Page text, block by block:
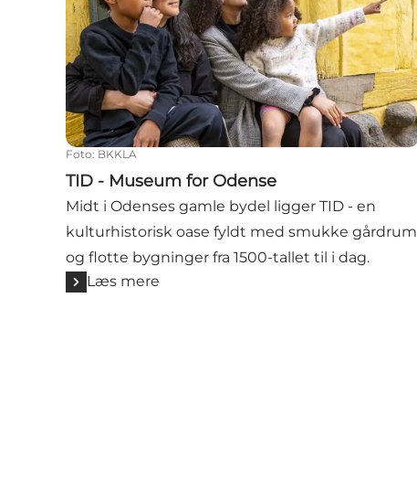
Foto: BKKLA
TID - Museum for Odense
Midt i Odenses gamle bydel ligger TID - en
kulturhistorisk oase fyldt med smukke gårdrum
og flotte bygninger fra 1500-tallet til i dag.
Læs mere